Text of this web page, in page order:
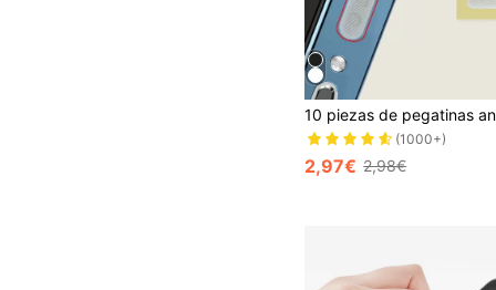
(1000+)
2,97€ 2,98€